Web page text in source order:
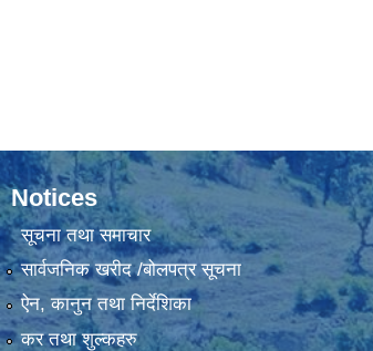
Notices
सूचना तथा समाचार
सार्वजनिक खरीद /बोलपत्र सूचना
ऐन, कानुन तथा निर्देशिका
कर तथा शुल्कहरु